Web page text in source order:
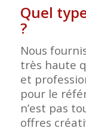
Quel
?
Nous
très haute
et
pour le
n’est pas
offres